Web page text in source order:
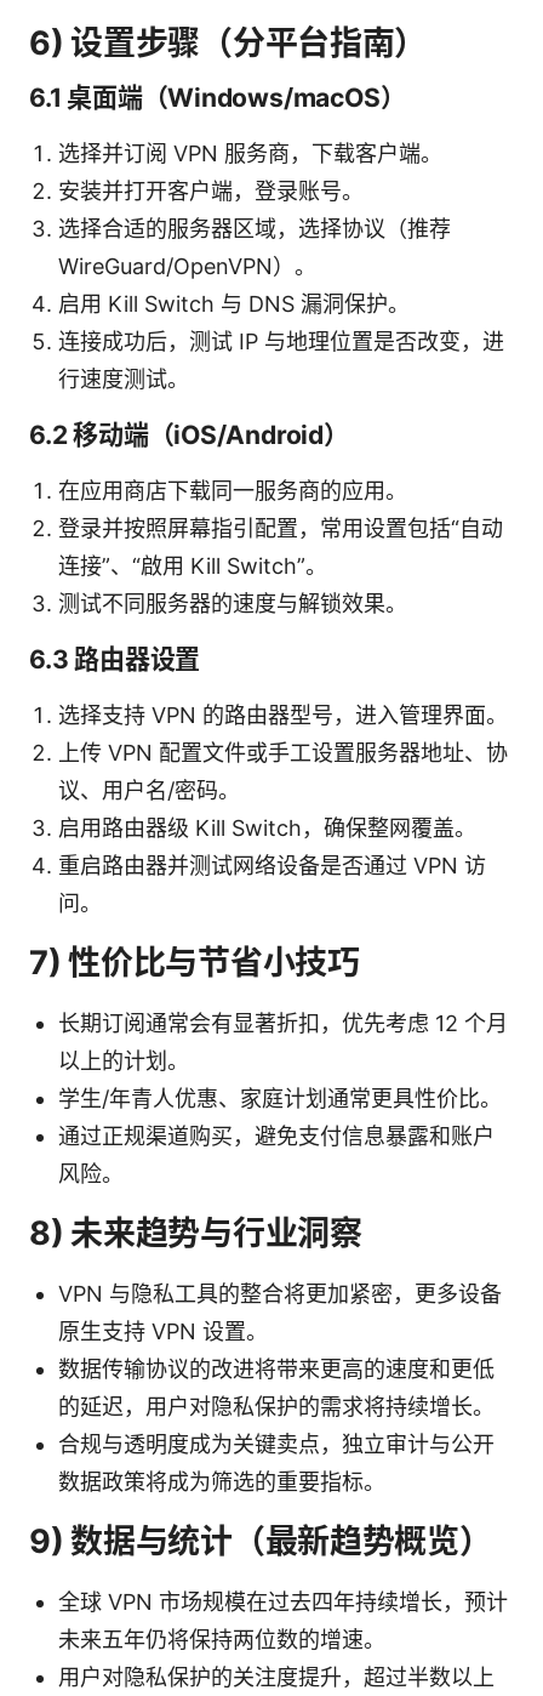
6) 设置步骤（分平台指南）
6.1 桌面端（Windows/macOS）
选择并订阅 VPN 服务商，下载客户端。
安装并打开客户端，登录账号。
选择合适的服务器区域，选择协议（推荐
WireGuard/OpenVPN）。
启用 Kill Switch 与 DNS 漏洞保护。
连接成功后，测试 IP 与地理位置是否改变，进
行速度测试。
6.2 移动端（iOS/Android）
在应用商店下载同一服务商的应用。
登录并按照屏幕指引配置，常用设置包括“自动
连接”、“啟用 Kill Switch”。
测试不同服务器的速度与解锁效果。
6.3 路由器设置
选择支持 VPN 的路由器型号，进入管理界面。
上传 VPN 配置文件或手工设置服务器地址、协
议、用户名/密码。
启用路由器级 Kill Switch，确保整网覆盖。
重启路由器并测试网络设备是否通过 VPN 访
问。
7) 性价比与节省小技巧
长期订阅通常会有显著折扣，优先考虑 12 个月
以上的计划。
学生/年青人优惠、家庭计划通常更具性价比。
通过正规渠道购买，避免支付信息暴露和账户
风险。
8) 未来趋势与行业洞察
VPN 与隐私工具的整合将更加紧密，更多设备
原生支持 VPN 设置。
数据传输协议的改进将带来更高的速度和更低
的延迟，用户对隐私保护的需求将持续增长。
合规与透明度成为关键卖点，独立审计与公开
数据政策将成为筛选的重要指标。
9) 数据与统计（最新趋势概览）
全球 VPN 市场规模在过去四年持续增长，预计
未来五年仍将保持两位数的增速。
用户对隐私保护的关注度提升，超过半数以上